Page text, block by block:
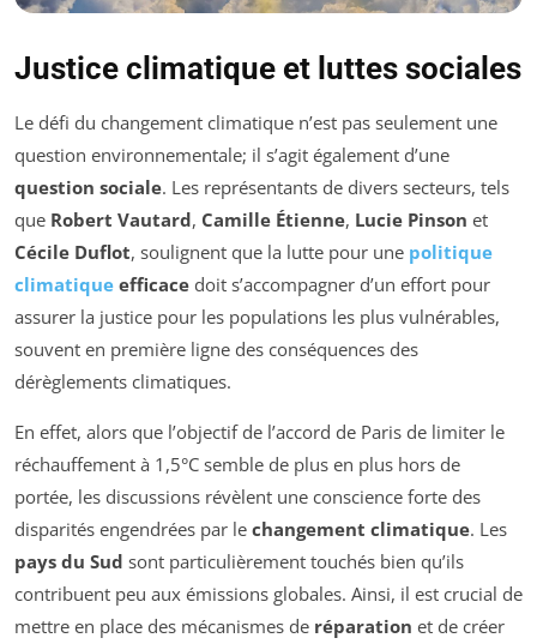
Justice climatique et luttes sociales
Le défi du changement climatique n’est pas seulement une
question environnementale; il s’agit également d’une
question sociale. Les représentants de divers secteurs, tels
que Robert Vautard, Camille Étienne, Lucie Pinson et
Cécile Duflot, soulignent que la lutte pour une politique
climatique efficace doit s’accompagner d’un effort pour
assurer la justice pour les populations les plus vulnérables,
souvent en première ligne des conséquences des
dérèglements climatiques.
En effet, alors que l’objectif de l’accord de Paris de limiter le
réchauffement à 1,5°C semble de plus en plus hors de
portée, les discussions révèlent une conscience forte des
disparités engendrées par le changement climatique. Les
pays du Sud sont particulièrement touchés bien qu’ils
contribuent peu aux émissions globales. Ainsi, il est crucial de
mettre en place des mécanismes de réparation et de créer